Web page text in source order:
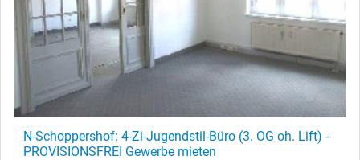
N-Schoppershof: 4-Zi-Jugendstil-Büro (3. OG oh. Lift) -
PROVISIONSFREI Gewerbe mieten